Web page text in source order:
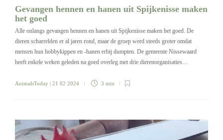
Gevangen hennen en hanen uit Spijkenisse maken
het goed
Alle onlangs gevangen hennen en hanen uit Spijkenisse maken het goed. De
dieren scharrelden er al jaren rond, maar de groep werd steeds groter omdat
mensen hun hobbykippen en -hanen erbij dumpten. De gemeente Nissewaard
heeft enkele weken geleden na goed overleg met drie dierenorganisaties…
AnimalsToday | 21 02 2024 3 min